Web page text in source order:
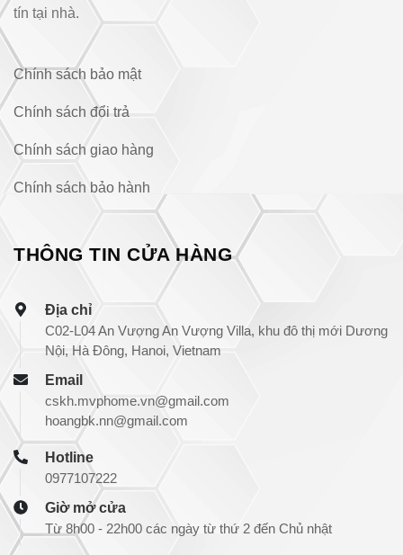
tín tại nhà.
Chính sách bảo mật
Chính sách đổi trả
Chính sách giao hàng
Chính sách bảo hành
THÔNG TIN CỬA HÀNG
Địa chỉ
C02-L04 An Vượng An Vượng Villa, khu đô thị mới Dương
Nội, Hà Đông, Hanoi, Vietnam
Email
cskh.mvphome.vn@gmail.com
hoangbk.nn@gmail.com
Hotline
0977107222
Giờ mở cửa
Từ 8h00 - 22h00 các ngày từ thứ 2 đến Chủ nhật